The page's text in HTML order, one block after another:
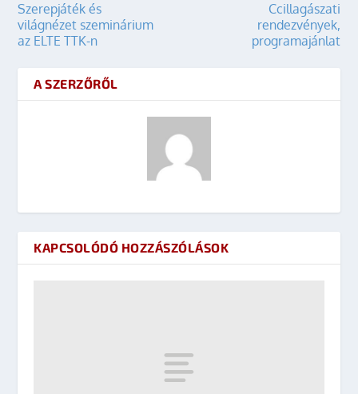
Szerepjáték és
világnézet szeminárium
az ELTE TTK-n
Ccillagászati
rendezvények,
programajánlat
A SZERZŐRŐL
KAPCSOLÓDÓ HOZZÁSZÓLÁSOK